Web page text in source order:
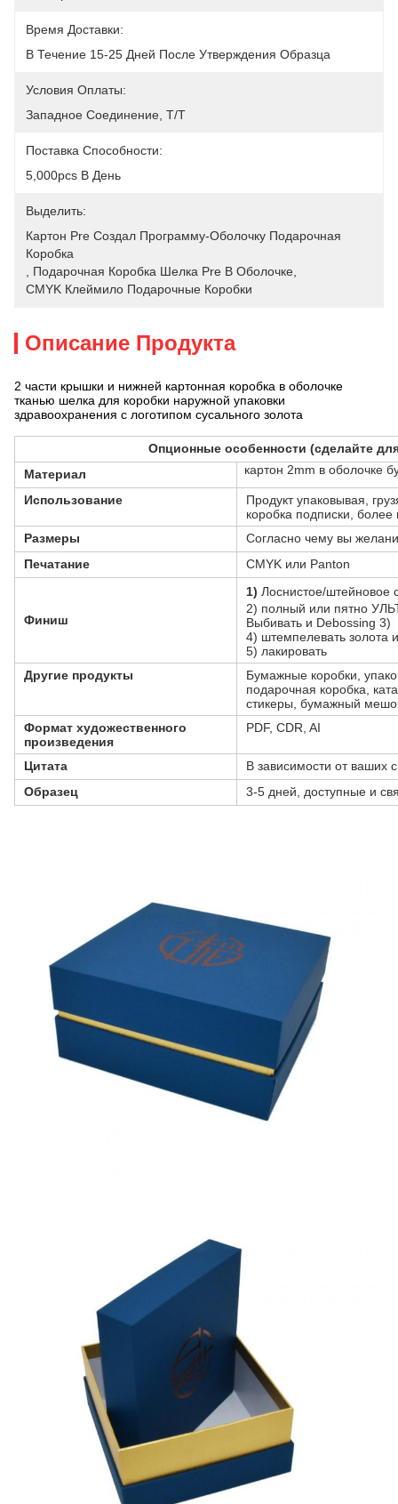
Время Доставки:
В Течение 15-25 Дней После Утверждения Образца
Условия Оплаты:
Западное Соединение, T/T
Поставка Способности:
5,000pcs В День
Выделить:
Картон Pre Создал Программу-Оболочку Подарочная
Коробка
Подарочная Коробка Шелка Pre В Оболочке
CMYK Клеймило Подарочные Коробки
Описание Продукта
2 части крышки и нижней картонная коробка в оболочке
тканью шелка для коробки наружной упаковки
здравоохранения с логотипом сусального золота
Опционные особенности (сделайте
Материал
картон 2mm в оболочке
Использование
Продукт упаковывая,
коробка подписки,
Размеры
Согласно чему вы
Печатание
CMYK или Panton
Финиш
1) Лоснистое/штейновое
2) полный или пятно
Выбивать и Debossing 3)
4) штемпелевать золота
5) лакировать
Другие продукты
Бумажные коробки,
подарочная коробка,
стикеры, бумажный
Формат художественного
произведения
PDF, CDR, AI
Цитата
В зависимости от ваших
Образец
3-5 дней, доступные и